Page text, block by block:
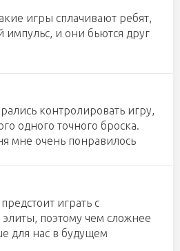
игры сплачивают ребят,
и они бьются друг
контролировать игру,
одного точного броска.
мне очень понравилось
играть с
поэтому чем сложнее
для нас в будущем